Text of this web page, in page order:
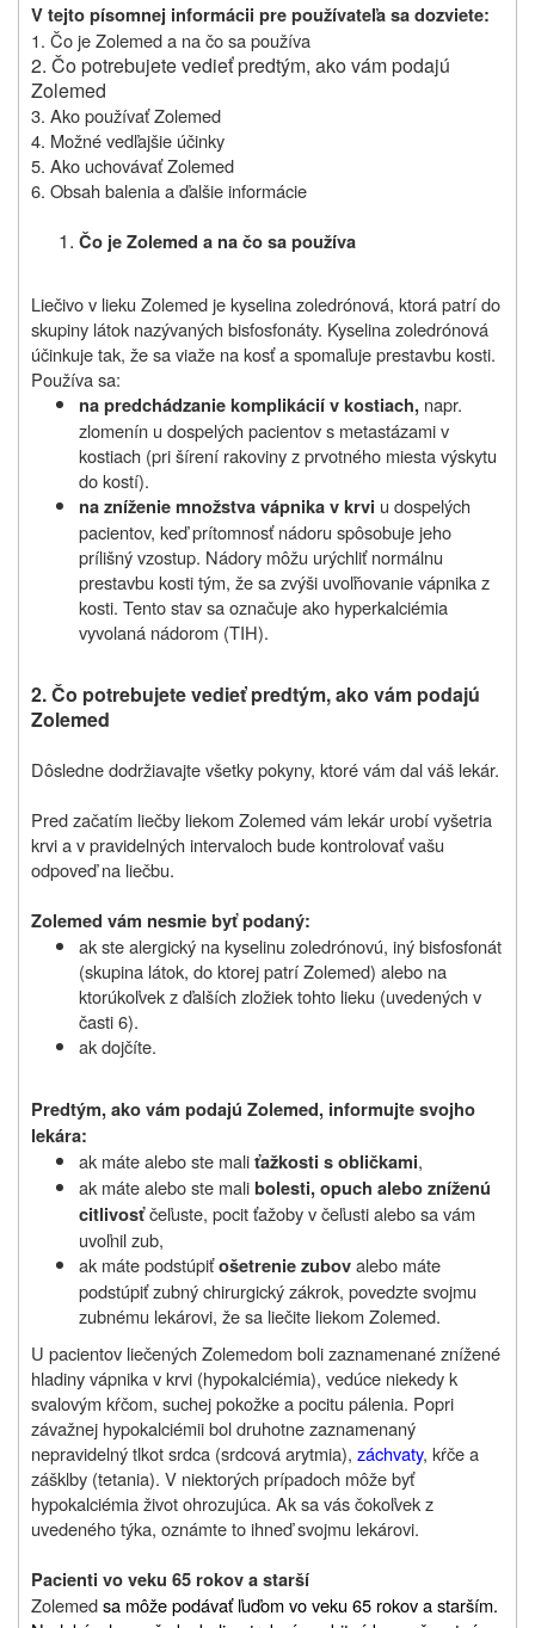
V tejto písomnej informácii pre používateľa sa dozviete:
1. Čo je Zolemed a na čo sa používa
2. Čo potrebujete vedieť predtým, ako vám podajú
Zolemed
3. Ako používať Zolemed
4. Možné vedľajšie účinky
5. Ako uchovávať Zolemed
6. Obsah balenia a ďalšie informácie
Čo je Zolemed a na čo sa používa
Liečivo v lieku Zolemed je kyselina zoledrónová, ktorá patrí do
skupiny látok nazývaných bisfosfonáty. Kyselina zoledrónová
účinkuje tak, že sa viaže na kosť a spomaľuje prestavbu kosti.
Používa sa:
na predchádzanie komplikácií v kostiach, napr.
zlomenín u dospelých pacientov s metastázami v
kostiach (pri šírení rakoviny z prvotného miesta výskytu
do kostí).
na zníženie množstva vápnikav krvi u dospelých
pacientov, keď prítomnosť nádoru spôsobuje jeho
prílišný vzostup. Nádory môžu urýchliť normálnu
prestavbu kosti tým, že sa zvýši uvoľňovanie vápnika z
kosti. Tento stav sa označuje ako hyperkalciémia
vyvolaná nádorom (TIH).
2. Čo potrebujete vedieť predtým, ako vám podajú
Zolemed
Dôsledne dodržiavajte všetky pokyny, ktoré vám dal váš lekár.
Pred začatím liečby liekom Zolemed vám lekár urobí vyšetria
krvi a v pravidelných intervaloch bude kontrolovať vašu
odpoveď na liečbu.
Zolemed vám nesmie byť podaný:
akste alergický na kyselinu zoledrónovú, iný bisfosfonát
(skupina látok, do ktorej patrí Zolemed) alebo na
ktorúkoľvek z ďalších zložiektohto lieku (uvedených v
časti 6).
ak dojčíte.
Predtým, ako vám podajú Zolemed, informujte svojho
lekára:
ak máte alebo ste maliťažkosti s obličkami,
ak máte alebo ste malibolesti, opuch alebo zníženú
citlivosťčeľuste, pocit ťažoby v čeľusti alebo sa vám
uvoľnil zub,
ak máte podstúpiťošetrenie zubovalebo máte
podstúpiť zubný chirurgický zákrok, povedzte svojmu
zubnému lekárovi, že sa liečite liekom Zolemed.
U pacientov liečených Zolemedom boli zaznamenané znížené
hladiny vápnika v krvi (hypokalciémia), vedúce niekedy k
svalovým kŕčom, suchej pokožke a pocitu pálenia. Popri
závažnej hypokalciémii bol druhotne zaznamenaný
nepravidelný tlkot srdca (srdcová arytmia), záchvaty, kŕče a
zášklby (tetania). V niektorých prípadoch môže byť
hypokalciémia život ohrozujúca. Ak sa vás čokoľvek z
uvedeného týka, oznámte to ihneď svojmu lekárovi.
Pacienti vo veku 65 rokov a starší
Zolemedsa môže podávať ľuďom vo veku 65 rokov a starším.